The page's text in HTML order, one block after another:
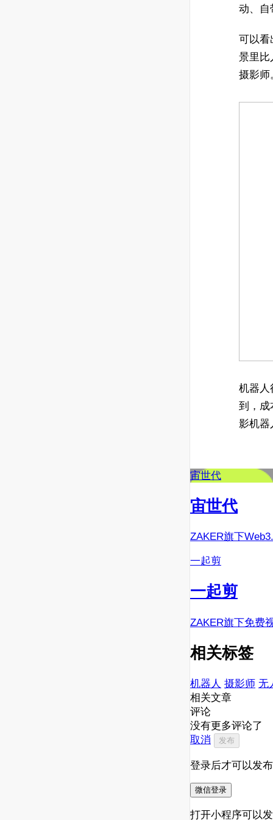
动、自
可以看
景里比
摄影师
机器人
到，成
影机器
宙世代
宙世代
ZAKER旗下
一起剪
一起剪
ZAKER旗下免费
相关标签
机器人 摄影师 无
相关文章
评论
没有更多评论了
取消
发布
登录后才可以发
微信登录
打开小程序可以